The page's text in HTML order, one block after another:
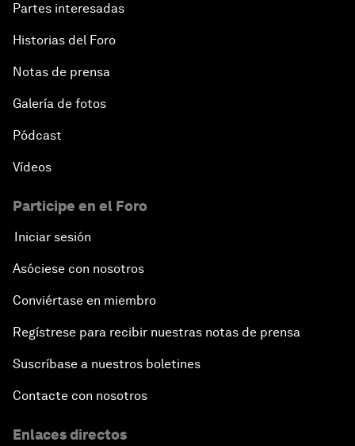
Partes interesadas
Historias del Foro
Notas de prensa
Galería de fotos
Pódcast
Vídeos
Participe en el Foro
Iniciar sesión
Asóciese con nosotros
Conviértase en miembro
Regístrese para recibir nuestras notas de prensa
Suscríbase a nuestros boletines
Contacte con nosotros
Enlaces directos